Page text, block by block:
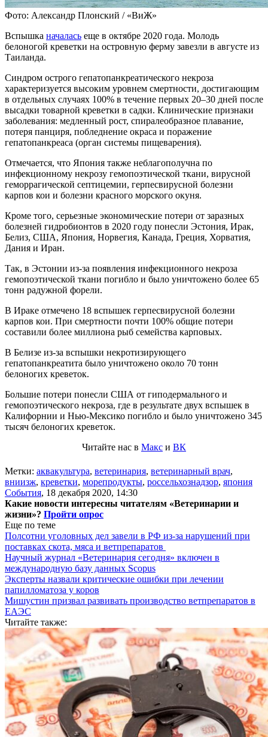
Фото: Александр Плонский / «ВиЖ»
Вспышка началась еще в октябре 2020 года. Молодь
белоногой креветки на островную ферму завезли в августе из
Таиланда.
Синдром острого гепатопанкреатического некроза
характеризуется высоким уровнем смертности, достигающим
в отдельных случаях 100% в течение первых 20–30 дней после
высадки товарной креветки в садки. Клинические признаки
заболевания: медленный рост, спиралеобразное плавание,
потеря панциря, побледнение окраса и поражение
гепатопанкреаса (орган системы пищеварения).
Отмечается, что Япония также неблагополучна по
инфекционному некрозу гемопоэтической ткани, вирусной
геморрагической септицемии, герпесвирусной болезни
карпов кои и болезни красного морского окуня.
Кроме того, серьезные экономические потери от заразных
болезней гидробионтов в 2020 году понесли Эстония, Ирак,
Белиз, США, Япония, Норвегия, Канада, Греция, Хорватия,
Дания и Иран.
Так, в Эстонии из-за появления инфекционного некроза
гемопоэтической ткани погибло и было уничтожено более 65
тонн радужной форели.
В Ираке отмечено 18 вспышек герпесвирусной болезни
карпов кои. При смертности почти 100% общие потери
составили более миллиона рыб семейства карповых.
В Белизе из-за вспышки некротизирующего
гепатопанкреатита было уничтожено около 70 тонн
белоногих креветок.
Большие потери понесли США от гиподермального и
гемопоэтического некроза, где в результате двух вспышек в
Калифорнии и Нью-Мексико погибло и было уничтожено 345
тысяч белоногих креветок.
Читайте нас в Макс и ВК
Метки: аквакультура, ветеринария, ветеринарный врач,
вниизж, креветки, морепродукты, россельхознадзор, япония
События, 18 декабря 2020, 14:30
Какие новости интересны читателям «Ветеринарии и
жизни»? Пройти опрос
Еще по теме
Полсотни уголовных дел завели в РФ из-за нарушений при
поставках скота, мяса и ветпрепаратов
Научный журнал «Ветеринария сегодня» включен в
международную базу данных Scopus
Эксперты назвали критические ошибки при лечении
папилломатоза у коров
Мишустин призвал развивать производство ветпрепаратов в
ЕАЭС
Читайте также: